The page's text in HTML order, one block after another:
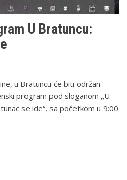
U Bratuncu:
u Bratuncu će biti održan
program pod sloganom „U
se ide“, sa početkom u 9:00